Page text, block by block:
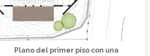
primer piso con una